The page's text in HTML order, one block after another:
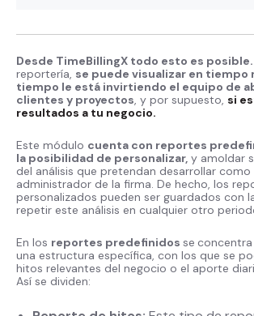
Desde TimeBillingX todo esto es posible.
reportería, se puede visualizar en tiempo
tiempo le está invirtiendo el equipo de
clientes y proyectos, y por supuesto, si
resultados a tu negocio.
Este módulo cuenta con reportes
la posibilidad de personalizar, y amoldar
del análisis que pretendan desarrollar
administrador de la firma. De hecho, los
personalizados pueden ser guardados con
repetir este análisis en cualquier otro
En los reportes predefinidos se
una estructura específica, con los que se
hitos relevantes del negocio o el aporte
Así se dividen: